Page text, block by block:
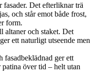
fasader. Det efterliknar trä
och står emot både frost,
form.
altaner och staket. Det
ett naturligt utseende men
fasadbeklädnad ger ett
över tid – helt utan